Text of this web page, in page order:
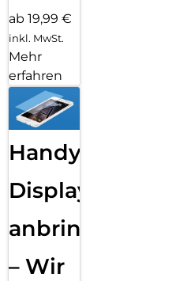
ab 19,99 €
inkl. MwSt.
Mehr
erfahren
Handy
Displayfolie
anbringen
– Wir